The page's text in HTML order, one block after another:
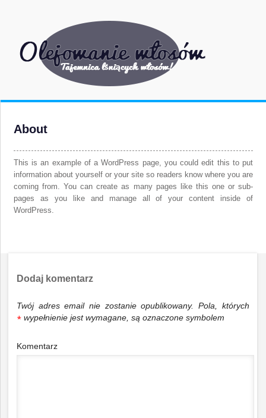
About
This is an example of a WordPress page, you could edit this to put
information about yourself or your site so readers know where you are
coming from. You can create as many pages like this one or sub-
pages as you like and manage all of your content inside of
WordPress.
Dodaj komentarz
Twój adres email nie zostanie opublikowany.
Pola, których
wypełnienie jest wymagane, są oznaczone symbolem
*
Komentarz